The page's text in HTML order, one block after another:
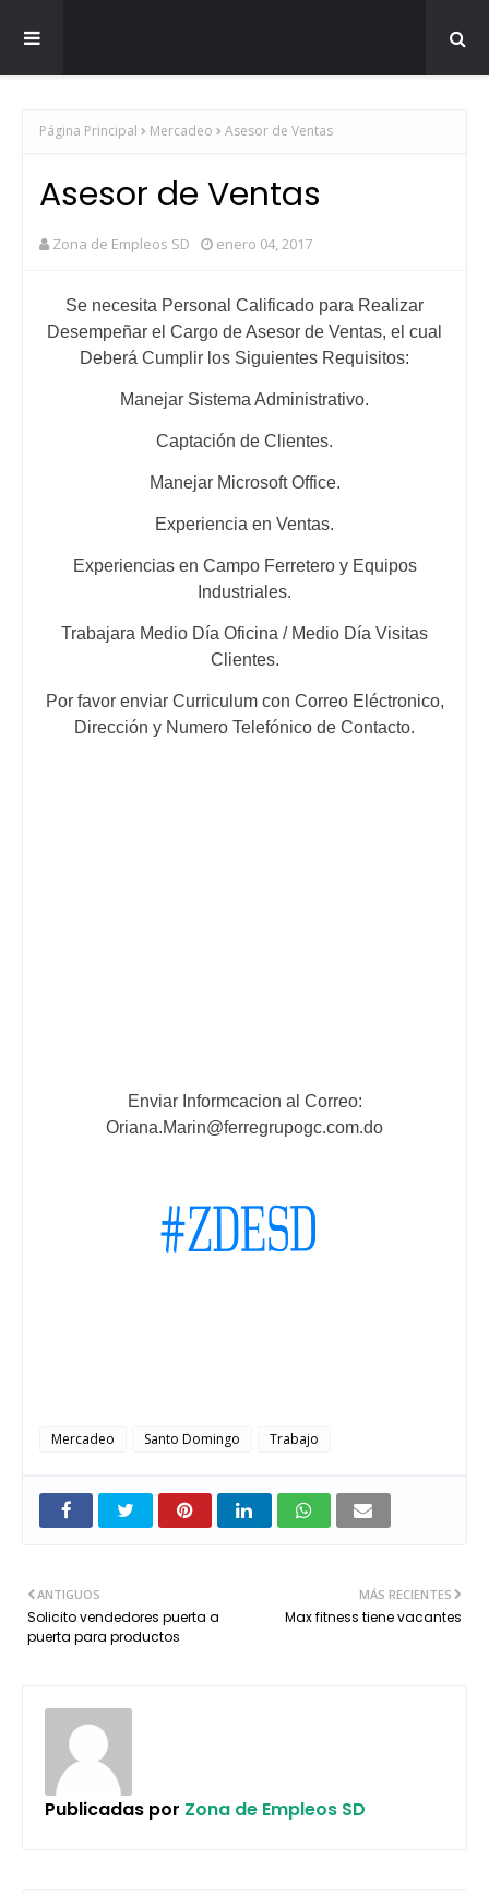
Página Principal Mercadeo Asesor de Ventas
Asesor de Ventas
Zona de Empleos SD enero 04, 2017
Se necesita Personal Calificado para Realizar
Desempeñar el Cargo de Asesor de Ventas, el cual
Deberá Cumplir los Siguientes Requisitos:
Manejar Sistema Administrativo.
Captación de Clientes.
Manejar Microsoft Office.
Experiencia en Ventas.
Experiencias en Campo Ferretero y Equipos
Industriales.
Trabajara Medio Día Oficina / Medio Día Visitas
Clientes.
Por favor enviar Curriculum con Correo Eléctronico,
Dirección y Numero Telefónico de Contacto.
Enviar Informcacion al Correo:
Oriana.Marin@ferregrupogc.com.do
Mercadeo Santo Domingo Trabajo
MÁS RECIENTES
Max fitness tiene vacantes
ANTIGUOS
Solicito vendedores puerta a
puerta para productos
Publicadas por Zona de Empleos SD